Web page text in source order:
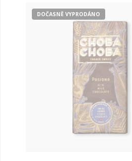
DOČASNĚ VYPRODÁNO